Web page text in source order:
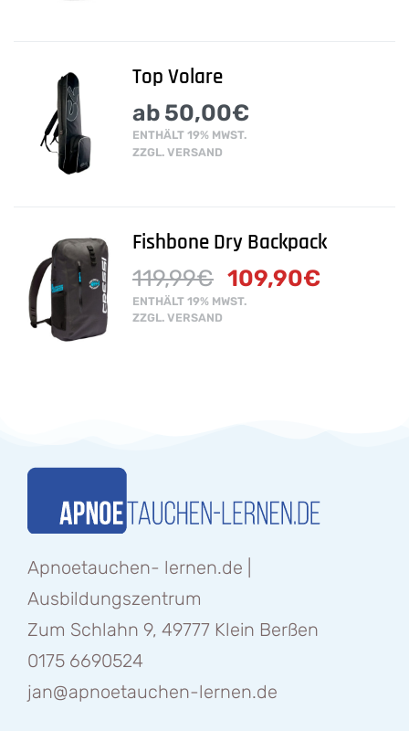
Top Volare
ab 50,00€
ENTHÄLT 19% MWST.
ZZGL. VERSAND
Fishbone Dry Backpack
119,99€ 109,90€
ENTHÄLT 19% MWST.
ZZGL. VERSAND
Apnoetauchen- lernen.de |
Ausbildungszentrum
Zum Schlahn 9, 49777 Klein Berßen
0175 6690524
jan@apnoetauchen-lernen.de